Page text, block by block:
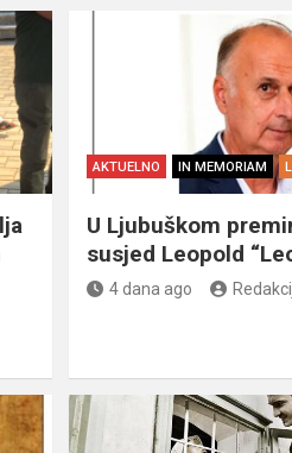
AKTUELNO IN MEMORIAM
U Ljubuškom
susjed Leopold
4 dana ago